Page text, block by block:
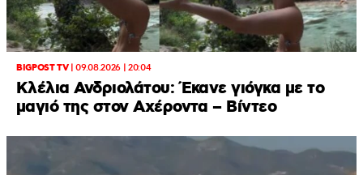
BIGPOST TV|09.08.2026 | 20:04
Κλέλια Ανδριολάτου: Έκανε γιόγκα με το
μαγιό της στον Αχέροντα – Βίντεο